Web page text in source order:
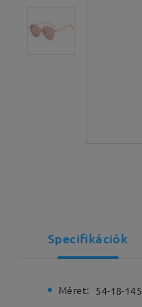
Specifikációk
Méret: 54-18-145